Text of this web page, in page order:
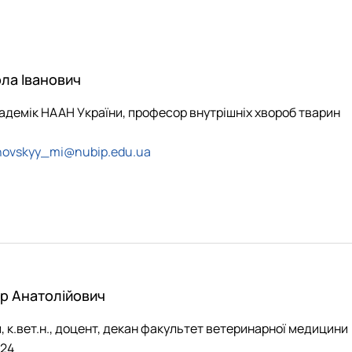
вченою радою факультет…
ветеринарної медицини …
Іванович
НААН України, професор внутрішніх хвороб тварин
а
Анатолійович
к.вет.н., доцент, декан факультет ветеринарної медицини